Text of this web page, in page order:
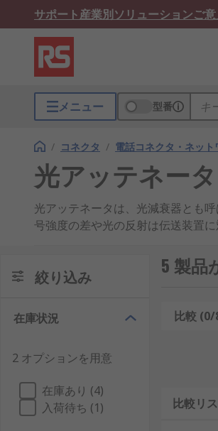
サポート産業別ソリューションご
メニュー 型番
/ コネクタ / 電話コネクタ・ネット
光アッテネータ
光アッテネータは、光減衰器とも
号強度の差や光の反射は伝送装置
用途
光アッテネータは、伝送距離の短
場合に、光パワーレベルの強弱を
れています。
絞り込み
在庫状況
2 オプションを用意
在庫あり (4)
入荷待ち (1)
5 製品
比較 (0/
比較リ